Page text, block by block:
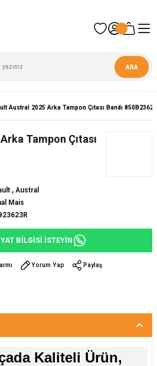
ARA
Austral 2025 Arka Tampon Çıtası Bandı
Tampon Çıtası
, Austral
Mais
BİLGİSİ İSTEYİN
Yorum Yap Paylaş
Kaliteli Ürün,